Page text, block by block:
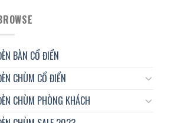
BÀN CỔ ĐIỂN
CHÙM CỔ ĐIỂN
CHÙM PHÒNG KHÁCH